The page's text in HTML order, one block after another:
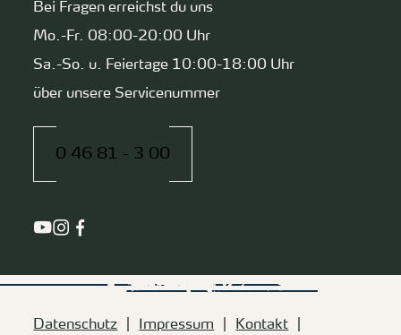
Bei Fragen erreichst du uns
Mo.-Fr. 08:00-20:00 Uhr
Sa.-So. u. Feiertage 10:00-18:00 Uhr
über unsere Servicenummer
0 46 81 - 3 00
Datenschutz Impressum Kontakt